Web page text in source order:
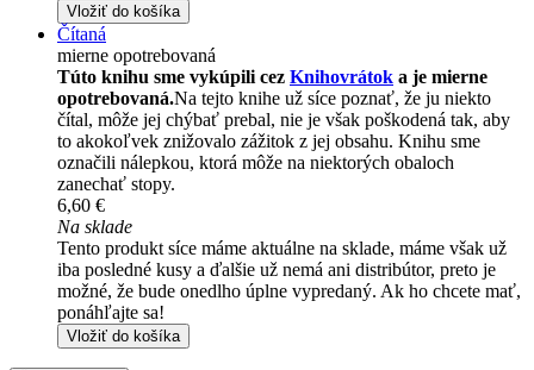
Vložiť do košíka
Čítaná
mierne opotrebovaná
Túto knihu sme vykúpili cez Knihovrátok a je mierne
opotrebovaná.Na tejto knihe už síce poznať, že ju niekto
čítal, môže jej chýbať prebal, nie je však poškodená tak, aby
to akokoľvek znižovalo zážitok z jej obsahu. Knihu sme
označili nálepkou, ktorá môže na niektorých obaloch
zanechať stopy.
6,60 €
Na sklade
Tento produkt síce máme aktuálne na sklade, máme však už
iba posledné kusy a ďalšie už nemá ani distribútor, preto je
možné, že bude onedlho úplne vypredaný. Ak ho chcete mať,
ponáhľajte sa!
Vložiť do košíka